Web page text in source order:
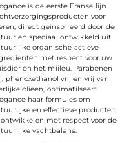
is de eerste Franse lijn
voor
direct geinspireerd door de
en speciaal ontwikkeld uit
organische actieve
met respect voor uw
en het miileu. Parabenen
phenoxethanol vrij en vrij van
olieen, optimatilseert
haar formules om
en effectieve producten
met respect voor de
vachtbalans.